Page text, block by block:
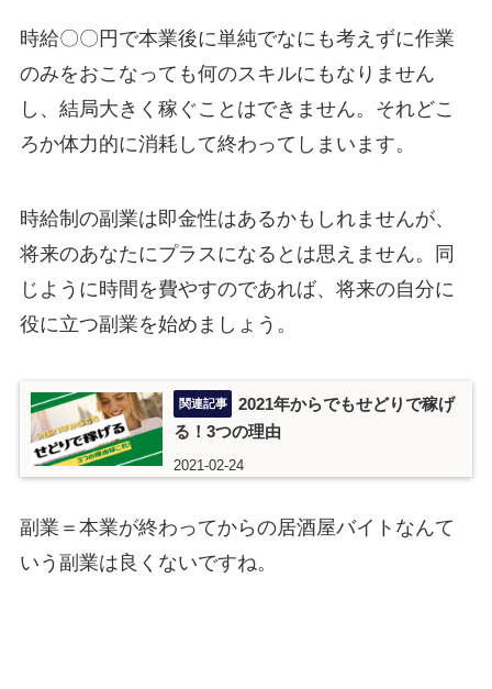
時給〇〇円で本業後に単純でなにも考えずに作業
のみをおこなっても何のスキルにもなりません
し、結局大きく稼ぐことはできません。それどこ
ろか体力的に消耗して終わってしまいます。
時給制の副業は即金性はあるかもしれませんが、
将来のあなたにプラスになるとは思えません。同
じように時間を費やすのであれば、将来の自分に
役に立つ副業を始めましょう。
2021年からでもせどりで稼げ
る！3つの理由
2021-02-24
副業＝本業が終わってからの居酒屋バイトなんて
いう副業は良くないですね。